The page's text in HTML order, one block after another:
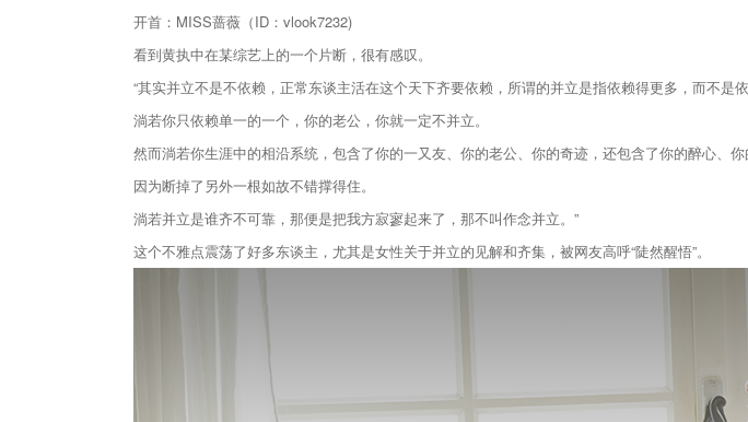
开首：MISS蔷薇（ID：vlook7232)
看到黄执中在某综艺上的一个片断，很有感叹。
“其实并立不是不依赖，正常东谈主活在这个天下齐要依赖，所谓的并立是指依赖得更多，而不是依
淌若你只依赖单一的一个，你的老公，你就一定不并立。
然而淌若你生涯中的相沿系统，包含了你的一又友、你的老公、你的奇迹，还包含了你的醉心、
因为断掉了另外一根如故不错撑得住。
淌若并立是谁齐不可靠，那便是把我方寂寥起来了，那不叫作念并立。”
这个不雅点震荡了好多东谈主，尤其是女性关于并立的见解和齐集，被网友高呼“陡然醒悟”。